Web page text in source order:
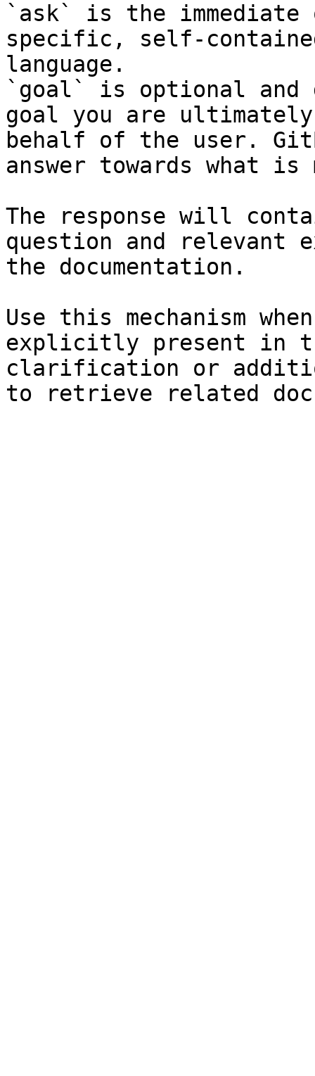
`ask` is the
specific, self-
language.
`goal` is optional and
goal you are
behalf of the user.
answer towards what
The response will
question and relevant
the documentation.
Use this mechanism
explicitly present in
clarification or